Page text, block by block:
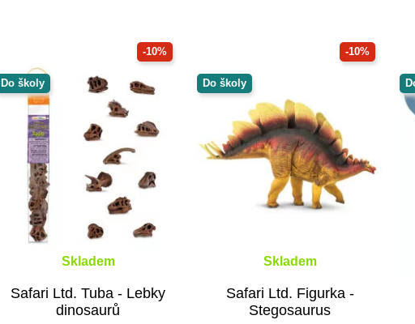
-10%
Do školy
Skladem
Safari Ltd. Tuba - Lebky
dinosaurů
-10%
Do školy
Skladem
Safari Ltd. Figurka -
Stegosaurus